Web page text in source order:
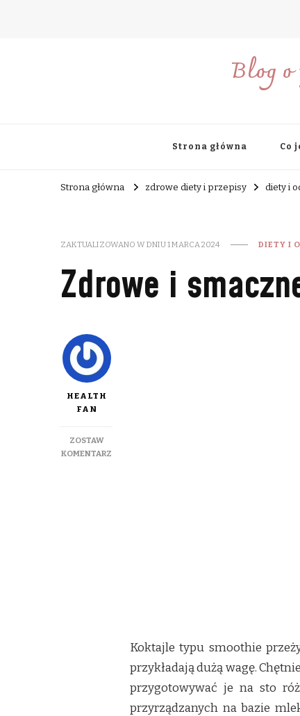
Blog o
Strona główna Co
Strona główna zdrowe diety i przepisy diety i
ZAKTUALIZOWANO W DNIU1 MARCA 2024 DIETY I
Zdrowe i
HEALTH
FAN
ZOSTAW
KOMENTARZ
Koktajle typu smoothie
przykładają dużą wagę.
przygotowywać je na sto
przyrządzanych na bazie